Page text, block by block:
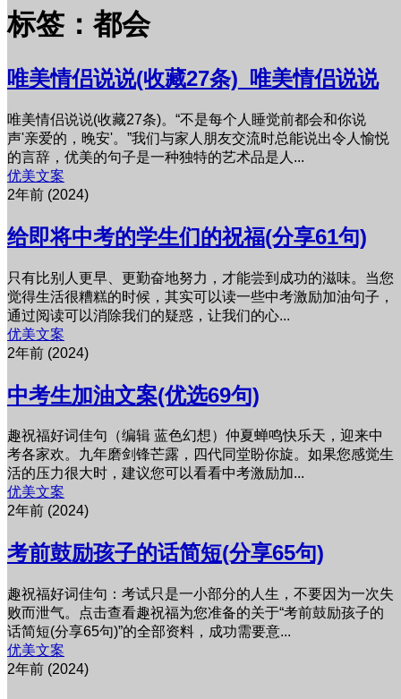
标签：都会
唯美情侣说说(收藏27条)_唯美情侣说说
唯美情侣说说(收藏27条)。“不是每个人睡觉前都会和你说
声'亲爱的，晚安'。”我们与家人朋友交流时总能说出令人愉悦
的言辞，优美的句子是一种独特的艺术品是人...
优美文案
2年前 (2024)
给即将中考的学生们的祝福(分享61句)
只有比别人更早、更勤奋地努力，才能尝到成功的滋味。当您
觉得生活很糟糕的时候，其实可以读一些中考激励加油句子，
通过阅读可以消除我们的疑惑，让我们的心...
优美文案
2年前 (2024)
中考生加油文案(优选69句)
趣祝福好词佳句（编辑 蓝色幻想）仲夏蝉鸣快乐天，迎来中
考各家欢。九年磨剑锋芒露，四代同堂盼你旋。如果您感觉生
活的压力很大时，建议您可以看看中考激励加...
优美文案
2年前 (2024)
考前鼓励孩子的话简短(分享65句)
趣祝福好词佳句：考试只是一小部分的人生，不要因为一次失
败而泄气。点击查看趣祝福为您准备的关于“考前鼓励孩子的
话简短(分享65句)”的全部资料，成功需要意...
优美文案
2年前 (2024)